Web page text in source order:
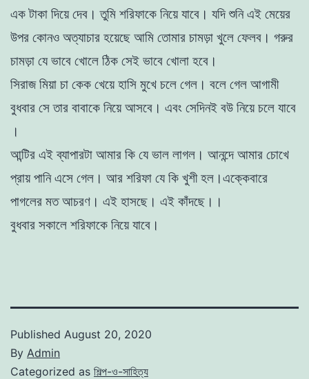
এক টাকা দিয়ে দেব। তুমি শরিফাকে নিয়ে যাবে। যদি শুনি এই মেয়ের
উপর কোনও অত্যাচার হয়েছে আমি তােমার চামড়া খুলে ফেলব। গরুর
চামড়া যে ভাবে খােলে ঠিক সেই ভাবে খােলা হবে।
সিরাজ মিয়া চা কেক খেয়ে হাসি মুখে চলে গেল। বলে গেল আগামী
বুধবার সে তার বাবাকে নিয়ে আসবে। এবং সেদিনই বউ নিয়ে চলে যাবে
।
আন্টির এই ব্যাপারটা আমার কি যে ভাল লাগল। আনন্দে আমার চোখে
প্রায় পানি এসে গেল। আর শরিফা যে কি খুশী হল।এক্কেবারে
পাগলের মত আচরণ। এই হাসছে। এই কাঁদছে।।
বুধবার সকালে শরিফাকে নিয়ে যাবে।
Published August 20, 2020
By Admin
Categorized as শিল্প-ও-সাহিত্য